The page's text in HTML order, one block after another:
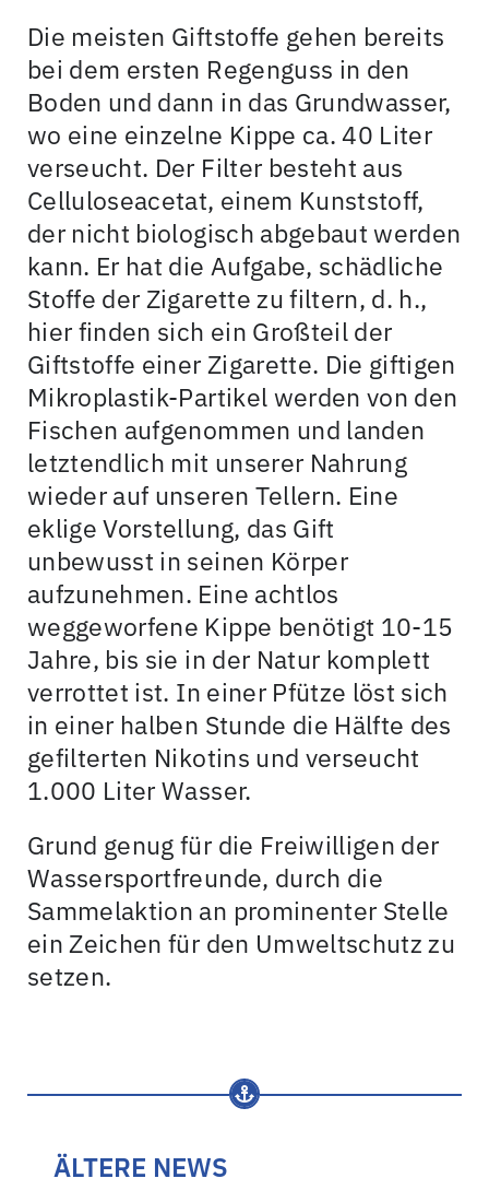
Die meisten Giftstoffe gehen bereits
bei dem ersten Regenguss in den
Boden und dann in das Grundwasser,
wo eine einzelne Kippe ca. 40 Liter
verseucht. Der Filter besteht aus
Celluloseacetat, einem Kunststoff,
der nicht biologisch abgebaut werden
kann. Er hat die Aufgabe, schädliche
Stoffe der Zigarette zu filtern, d. h.,
hier finden sich ein Großteil der
Giftstoffe einer Zigarette. Die giftigen
Mikroplastik-Partikel werden von den
Fischen aufgenommen und landen
letztendlich mit unserer Nahrung
wieder auf unseren Tellern. Eine
eklige Vorstellung, das Gift
unbewusst in seinen Körper
aufzunehmen. Eine achtlos
weggeworfene Kippe benötigt 10-15
Jahre, bis sie in der Natur komplett
verrottet ist. In einer Pfütze löst sich
in einer halben Stunde die Hälfte des
gefilterten Nikotins und verseucht
1.000 Liter Wasser.
Grund genug für die Freiwilligen der
Wassersportfreunde, durch die
Sammelaktion an prominenter Stelle
ein Zeichen für den Umweltschutz zu
setzen.
ÄLTERE NEWS